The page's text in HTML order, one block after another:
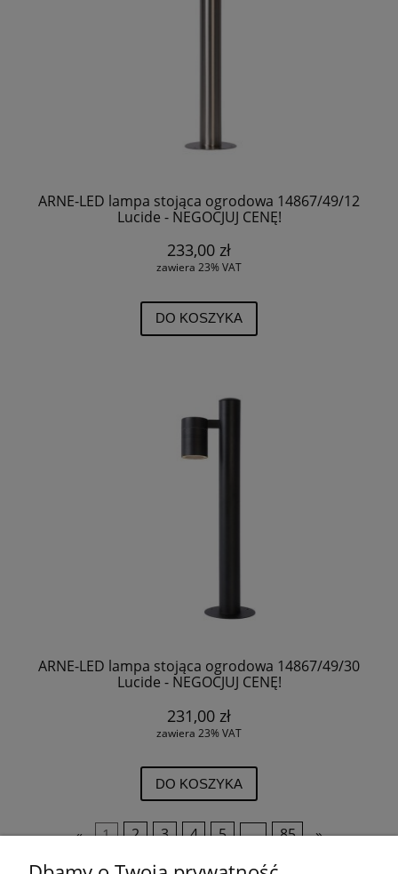
ARNE-LED lampa stojąca ogrodowa 14867/49/12
Lucide - NEGOCJUJ CENĘ!
233,00 zł
zawiera 23% VAT
DO KOSZYKA
ARNE-LED lampa stojąca ogrodowa 14867/49/30
Lucide - NEGOCJUJ CENĘ!
231,00 zł
zawiera 23% VAT
DO KOSZYKA
« 1 2 3 4 5 ... 85 »